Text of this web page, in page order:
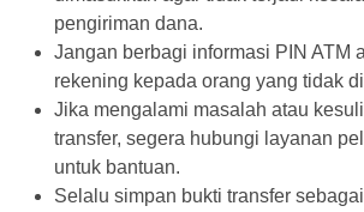
pengiriman dana.
Jangan berbagi informasi PIN ATM
rekening kepada orang yang tidak
Jika mengalami masalah atau
transfer, segera hubungi layanan
untuk bantuan.
Selalu simpan bukti transfer